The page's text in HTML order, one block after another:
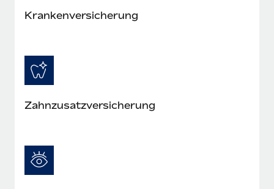
Kranken­versicherung
Zahn­zusatz­versicherung